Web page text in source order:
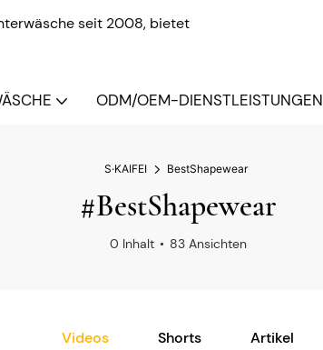
seit 2008, bietet
ODM/OEM-DIENSTLEISTUNGEN
S·KAIFEI BestShapewear
#BestShapewear
0 Inhalt 83 Ansichten
Videos Shorts Artikel